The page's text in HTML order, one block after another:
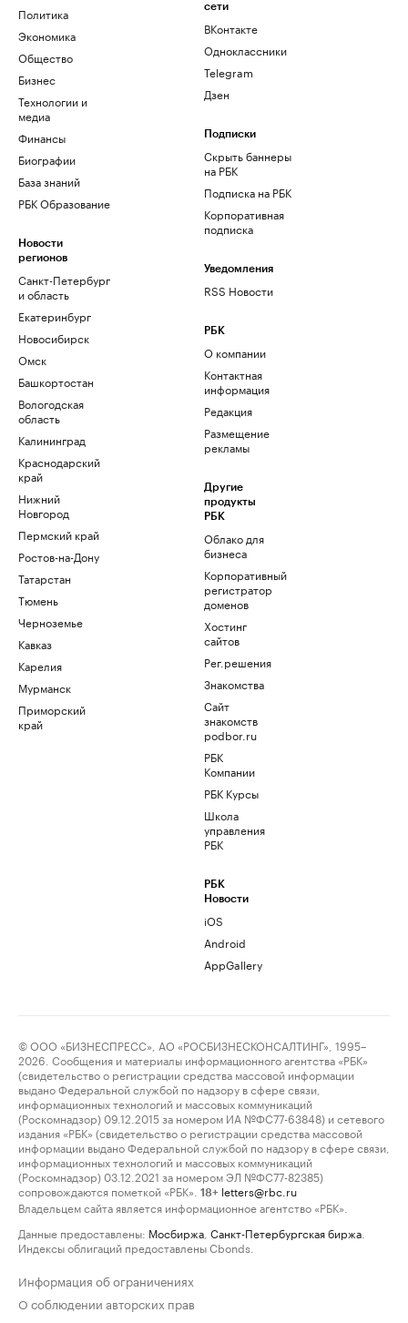
Политика
Экономика
Общество
Бизнес
Технологии и
медиа
Финансы
Биографии
База знаний
РБК Образование
Новости
регионов
Санкт-Петербург
и область
Екатеринбург
Новосибирск
Омск
Башкортостан
Вологодская
область
Калининград
Краснодарский
край
Нижний
Новгород
Пермский край
Ростов-на-Дону
Татарстан
Тюмень
Черноземье
Кавказ
Карелия
Мурманск
Приморский
край
сети
ВКонтакте
Одноклассники
Telegram
Дзен
Подписки
Скрыть баннеры
на РБК
Подписка на РБК
Корпоративная
подписка
Уведомления
RSS Новости
РБК
О компании
Контактная
информация
Редакция
Размещение
рекламы
Другие
продукты
РБК
Облако для
бизнеса
Корпоративный
регистратор
доменов
Хостинг
сайтов
Рег.решения
Знакомства
Сайт
знакомств
podbor.ru
РБК
Компании
РБК Курсы
Школа
управления
РБК
РБК
Новости
iOS
Android
AppGallery
© ООО «БИЗНЕСПРЕСС», АО «РОСБИЗНЕСКОНСАЛТИНГ», 1995–
2026. Сообщения и материалы информационного агентства «РБК»
(свидетельство о регистрации средства массовой информации
выдано Федеральной службой по надзору в сфере связи,
информационных технологий и массовых коммуникаций
(Роскомнадзор) 09.12.2015 за номером ИА №ФС77-63848) и сетевого
издания «РБК» (свидетельство о регистрации средства массовой
информации выдано Федеральной службой по надзору в сфере связи,
информационных технологий и массовых коммуникаций
(Роскомнадзор) 03.12.2021 за номером ЭЛ №ФС77-82385)
сопровождаются пометкой «РБК».
18+ letters@rbc.ru
Владельцем сайта является информационное агентство «РБК».
Данные предоставлены: Мосбиржа Санкт-Петербургская биржа
Индексы облигаций предоставлены Cbonds.
Информация об ограничениях
О соблюдении авторских прав